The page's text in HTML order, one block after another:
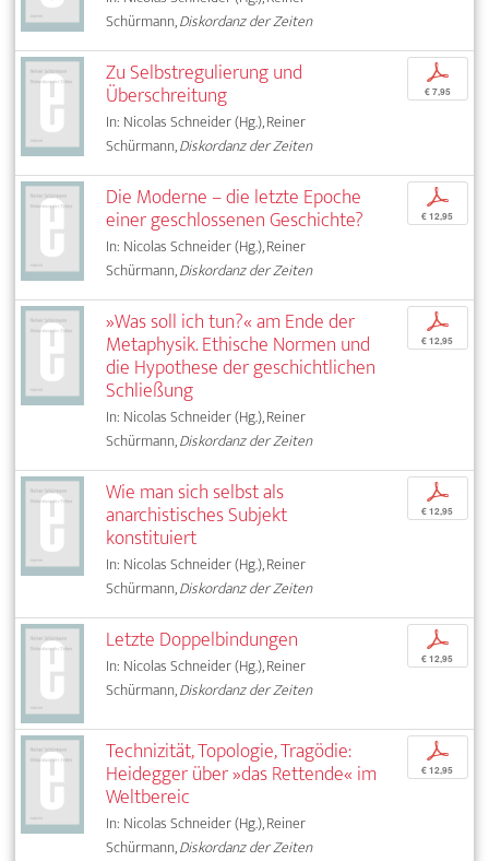
Schürmann,Diskordanz der Zeiten
Zu Selbstregulierung und
Überschreitung
In: Nicolas Schneider (Hg.), Reiner
Schürmann,Diskordanz der Zeiten
p
€ 7,95
Die Moderne – die letzte Epoche
einer geschlossenen Geschichte?
In: Nicolas Schneider (Hg.), Reiner
Schürmann,Diskordanz der Zeiten
p
€ 12,95
»Was soll ich tun?« am Ende der
Metaphysik. Ethische Normen und
die Hypothese der geschichtlichen
Schließung
In: Nicolas Schneider (Hg.), Reiner
Schürmann,Diskordanz der Zeiten
p
€ 12,95
Wie man sich selbst als
anarchistisches Subjekt
konstituiert
In: Nicolas Schneider (Hg.), Reiner
Schürmann,Diskordanz der Zeiten
p
€ 12,95
Letzte Doppelbindungen
In: Nicolas Schneider (Hg.), Reiner
Schürmann,Diskordanz der Zeiten
p
€ 12,95
Technizität, Topologie, Tragödie:
Heidegger über »das Rettende« im
Weltbereic
In: Nicolas Schneider (Hg.), Reiner
Schürmann,Diskordanz der Zeiten
p
€ 12,95